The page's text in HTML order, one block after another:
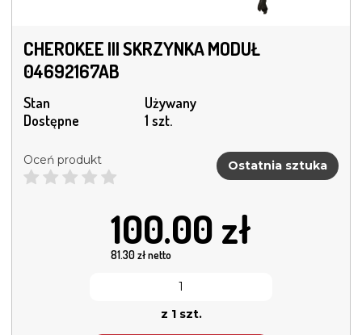
CHEROKEE III SKRZYNKA MODUŁ
04692167AB
Stan
Używany
Dostępne
1 szt.
Oceń produkt Ostatnia sztuka
100.00 zł
81.30zł netto
z 1 szt.